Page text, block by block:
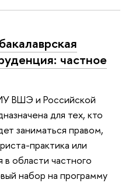
частное
ВШЭ и Российской
для тех, кто
заниматься правом,
практика или
в области частного
набор на программу